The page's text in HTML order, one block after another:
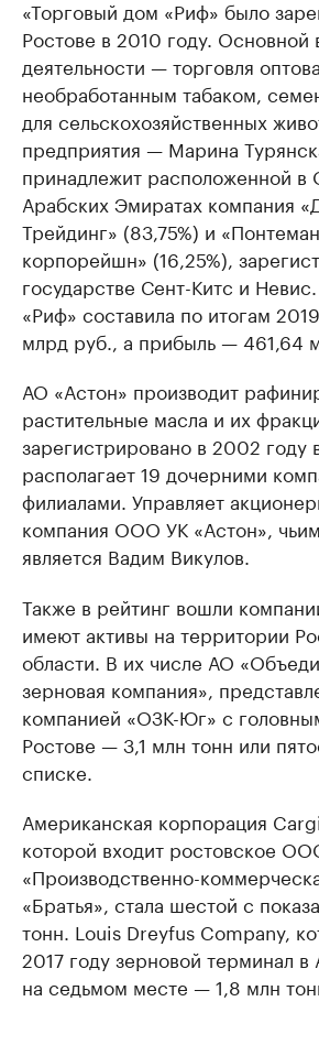
«Торговый дом «Риф» было
Ростове в 2010 году. Основной
деятельности — торговля
необработанным табаком,
для сельскохозяйственных
предприятия — Марина
принадлежит расположенной в
Арабских Эмиратах компания
Трейдинг» (83,75%) и
корпорейшн» (16,25%),
государстве Сент-Китс и
«Риф» составила по итогам
млрд руб., а прибыль — 461,64
АО «Астон» производит
растительные масла и их
зарегистрировано в 2002 году
располагает 19 дочерними
филиалами. Управляет
компания ООО УК «Астон»,
является Вадим Викулов.
Также в рейтинг вошли
имеют активы на территории
области. В их числе АО
зерновая компания»,
компанией «ОЗК-Юг» с
Ростове — 3,1 млн тонн или
списке.
Американская корпорация
которой входит ростовское
«Производственно-
«Братья», стала шестой с
тонн. Louis Dreyfus Company,
2017 году зерновой терминал в
на седьмом месте — 1,8 млн